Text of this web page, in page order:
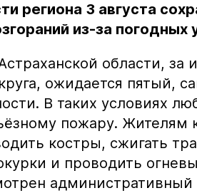
региона 3 августа
из-за погодных
области, за
ожидается пятый,
В таких условиях
пожару. Жителям
костры, сжигать
и проводить
административный